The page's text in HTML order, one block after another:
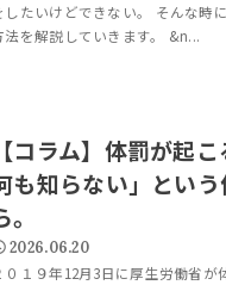
したいけどできない。 そんな時
法を解説していきます。 &n...
コラム】体罰が起
も知らない」とい
。
2026.06.20
０１９年12月3日に厚生労働省が